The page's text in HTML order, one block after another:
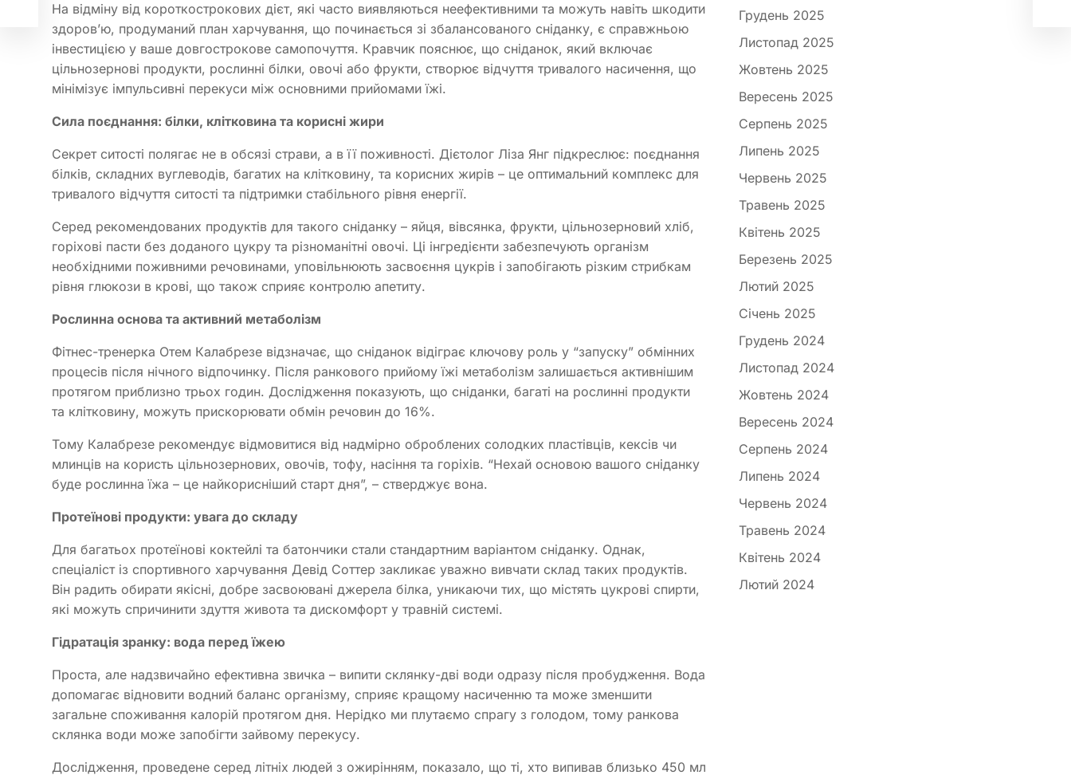
На відміну від короткострокових дієт, які часто виявляються неефективними та можуть навіть шкодити
здоров’ю, продуманий план харчування, що починається зі збалансованого сніданку, є справжньою
інвестицією у ваше довгострокове самопочуття. Кравчик пояснює, що сніданок, який включає
цільнозернові продукти, рослинні білки, овочі або фрукти, створює відчуття тривалого насичення, що
мінімізує імпульсивні перекуси між основними прийомами їжі.
Сила поєднання: білки, клітковина та корисні жири
Секрет ситості полягає не в обсязі страви, а в її поживності. Дієтолог Ліза Янг підкреслює: поєднання
білків, складних вуглеводів, багатих на клітковину, та корисних жирів – це оптимальний комплекс для
тривалого відчуття ситості та підтримки стабільного рівня енергії.
Серед рекомендованих продуктів для такого сніданку – яйця, вівсянка, фрукти, цільнозерновий хліб,
горіхові пасти без доданого цукру та різноманітні овочі. Ці інгредієнти забезпечують організм
необхідними поживними речовинами, уповільнюють засвоєння цукрів і запобігають різким стрибкам
рівня глюкози в крові, що також сприяє контролю апетиту.
Рослинна основа та активний метаболізм
Фітнес-тренерка Отем Калабрезе відзначає, що сніданок відіграє ключову роль у “запуску” обмінних
процесів після нічного відпочинку. Після ранкового прийому їжі метаболізм залишається активнішим
протягом приблизно трьох годин. Дослідження показують, що сніданки, багаті на рослинні продукти
та клітковину, можуть прискорювати обмін речовин до 16%.
Тому Калабрезе рекомендує відмовитися від надмірно оброблених солодких пластівців, кексів чи
млинців на користь цільнозернових, овочів, тофу, насіння та горіхів. “Нехай основою вашого сніданку
буде рослинна їжа – це найкорисніший старт дня”, – стверджує вона.
Протеїнові продукти: увага до складу
Для багатьох протеїнові коктейлі та батончики стали стандартним варіантом сніданку. Однак,
спеціаліст із спортивного харчування Девід Соттер закликає уважно вивчати склад таких продуктів.
Він радить обирати якісні, добре засвоювані джерела білка, уникаючи тих, що містять цукрові спирти,
які можуть спричинити здуття живота та дискомфорт у травній системі.
Гідратація зранку: вода перед їжею
Проста, але надзвичайно ефективна звичка – випити склянку-дві води одразу після пробудження. Вода
допомагає відновити водний баланс організму, сприяє кращому насиченню та може зменшити
загальне споживання калорій протягом дня. Нерідко ми плутаємо спрагу з голодом, тому ранкова
склянка води може запобігти зайвому перекусу.
Дослідження, проведене серед літніх людей з ожирінням, показало, що ті, хто випивав близько 450 мл
Грудень 2025
Листопад 2025
Жовтень 2025
Вересень 2025
Серпень 2025
Липень 2025
Червень 2025
Травень 2025
Квітень 2025
Березень 2025
Лютий 2025
Січень 2025
Грудень 2024
Листопад 2024
Жовтень 2024
Вересень 2024
Серпень 2024
Липень 2024
Червень 2024
Травень 2024
Квітень 2024
Лютий 2024